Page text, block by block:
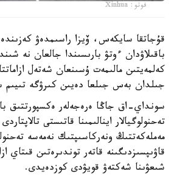
فوتو: Xinhua
قۇجاتقا سايكەس، ۆيزا راسىمدەۋ
باقىلاۋدان ءوتۋ بارىسىندا جالعان نە
كەلمەيتىن مالىمەت ۇسىنعان شەتەل
جىلدان بەس جىلعا دەيىن كىرۋگە تىيىم
سونداي-اق جاڭا ەرەجەلەر ەكسپورتتىق
تەحنولوگيالار اينالىمىنا قاتىستى
مەملەكەتتىڭ ونەركاسىپتىك نەمەسە
قاۋىپسىزدىگىنە قاتەر توندىرەتىن قىتاي
شىعۋىنا شەكتەۋ قويۋدى كوزدەيدى.